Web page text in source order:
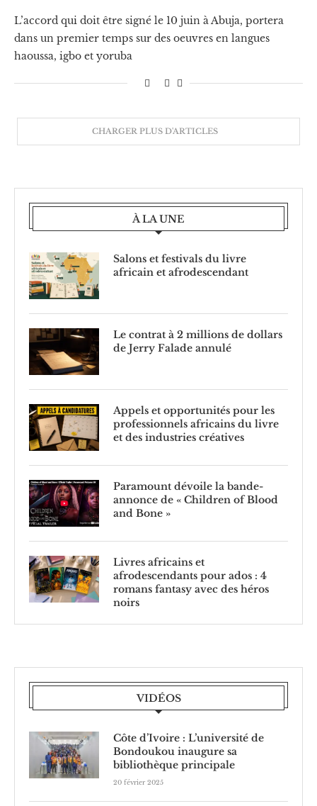
L’accord qui doit être signé le 10 juin à Abuja, portera
dans un premier temps sur des oeuvres en langues
haoussa, igbo et yoruba
CHARGER PLUS D'ARTICLES
À LA UNE
Salons et festivals du livre
africain et afrodescendant
Le contrat à 2 millions de dollars
de Jerry Falade annulé
Appels et opportunités pour les
professionnels africains du livre
et des industries créatives
Paramount dévoile la bande-
annonce de « Children of Blood
and Bone »
Livres africains et
afrodescendants pour ados : 4
romans fantasy avec des héros
noirs
VIDÉOS
Côte d’Ivoire : L’université de
Bondoukou inaugure sa
bibliothèque principale
20 février 2025